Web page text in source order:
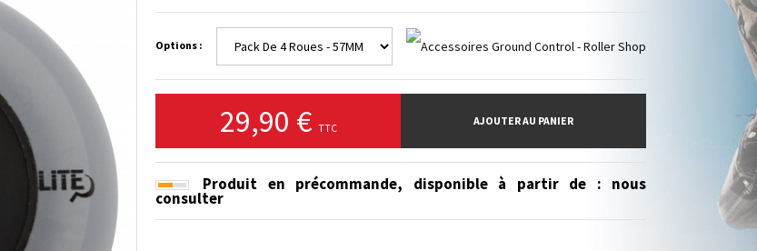
Options :
29,90 € TTC
AJOUTER AU PANIER
Produit en précommande, disponible à partir de : nous
consulter